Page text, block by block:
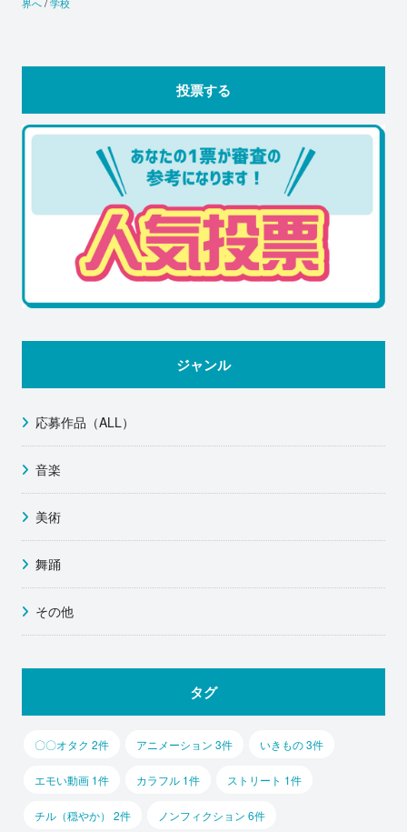
投票する
ジャンル
応募作品（ALL）
音楽
美術
舞踊
その他
タグ
〇〇オタク 2件 アニメーション 3件 いきもの 3件
エモい動画 1件 カラフル 1件 ストリート 1件
チル（穏やか） 2件 ノンフィクション 6件